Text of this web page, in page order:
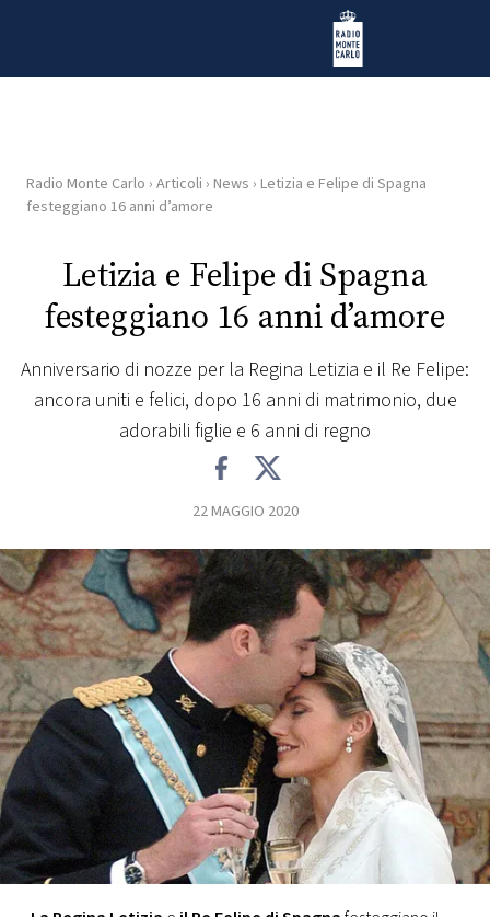
Radio Monte Carlo
HOME
RADIO
WEB
PLAYLIST
CONCORSI
EVENTI
VIDEO
TV
PRINCIPATO
DI
Radio Monte Carlo › Articoli › News › Letizia e Felipe di Spagna
festeggiano 16 anni d’amore
Letizia e Felipe di Spagna
festeggiano 16 anni d’amore
Anniversario di nozze per la Regina Letizia e il Re Felipe:
ancora uniti e felici, dopo 16 anni di matrimonio, due
adorabili figlie e 6 anni di regno
22 MAGGIO 2020